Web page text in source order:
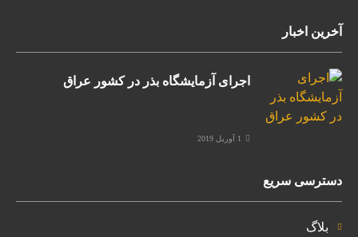
آخرین اخبار
اجرای آزمایشگاه بذر در کشور عراق
1 آوریل 2019
دسترسی سریع
بلاگ